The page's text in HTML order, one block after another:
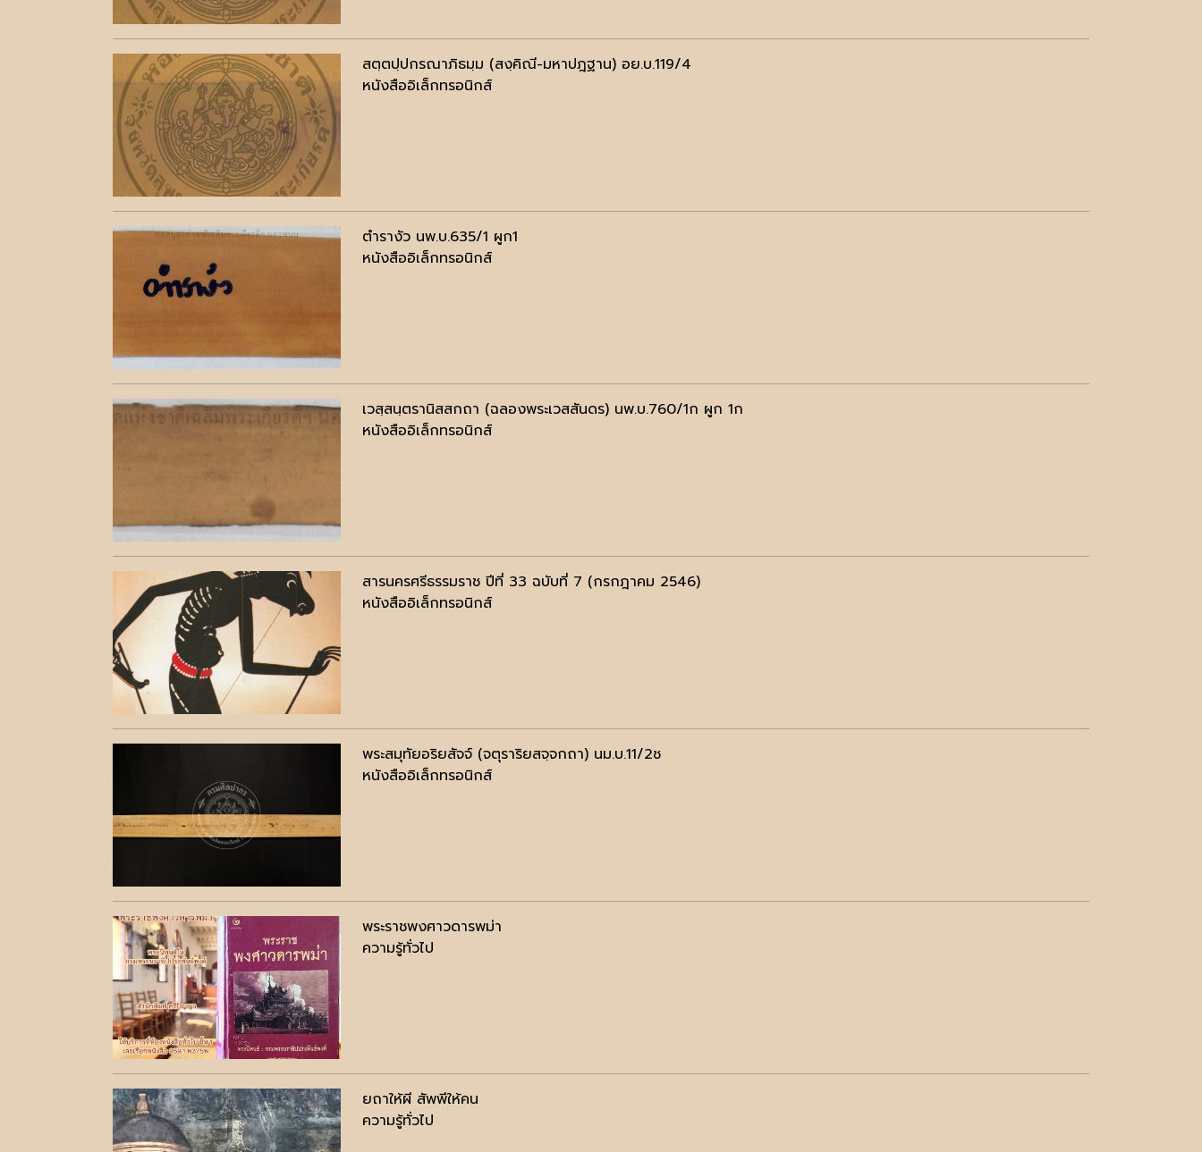
สตฺตปฺปกรณาภิธมฺม (สงฺคิณี-มหาปฎฐาน) อย.บ.119/4
หนังสืออิเล็กทรอนิกส์
ตำรางัว นพ.บ.635/1 ผูก1
หนังสืออิเล็กทรอนิกส์
เวสฺสนฺตรานิสสกถา (ฉลองพระเวสสันดร) นพ.บ.760/1ก ผูก 1ก
หนังสืออิเล็กทรอนิกส์
สารนครศรีธรรมราช ปีที่ 33 ฉบับที่ 7 (กรกฎาคม 2546)
หนังสืออิเล็กทรอนิกส์
พระสมุทัยอริยสัจจ์ (จตุราริยสจฺจกถา) นม.บ.11/2ช
หนังสืออิเล็กทรอนิกส์
พระราชพงศาวดารพม่า
ความรู้ทั่วไป
ยถาให้ผี สัพพีให้คน
ความรู้ทั่วไป